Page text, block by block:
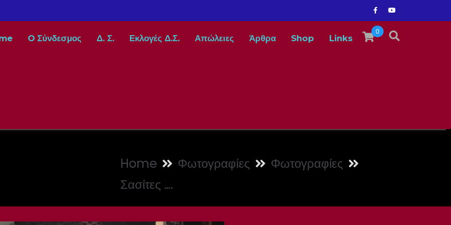
0
O Σύνδεσμος Δ. Σ. Εκλογές Δ.Σ. Απώλειες Άρθρα Shop Links
Home Φωτογραφίες
Φωτογραφίες
Σασίτες ….